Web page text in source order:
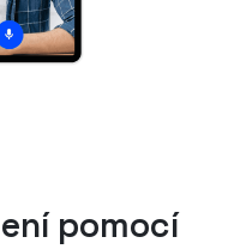
pomocí